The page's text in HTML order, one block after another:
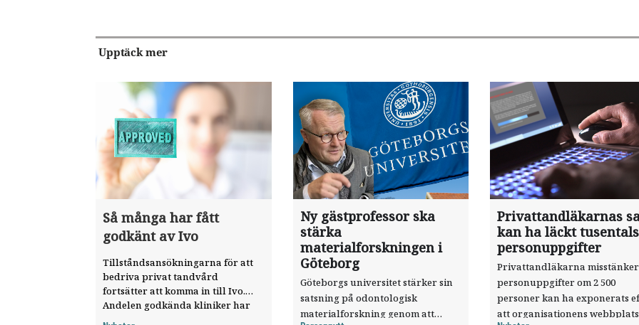
Upptäck mer
Så många har fått
godkänt av Ivo
Tillståndsansökningarna för att
bedriva privat tandvård
fortsätter att komma in till Ivo.
Andelen godkända kliniker har
Ny gästprofessor ska
stärka
materialforskningen i
Göteborg
Göteborgs universitet stärker sin
satsning på odontologisk
materialforskning genom att
Privattandläkarnas
kan ha läckt tusentals
personuppgifter
Privattandläkarna
personuppgifter om 2 500
personer kan ha exponerats
att organisationens webbplats